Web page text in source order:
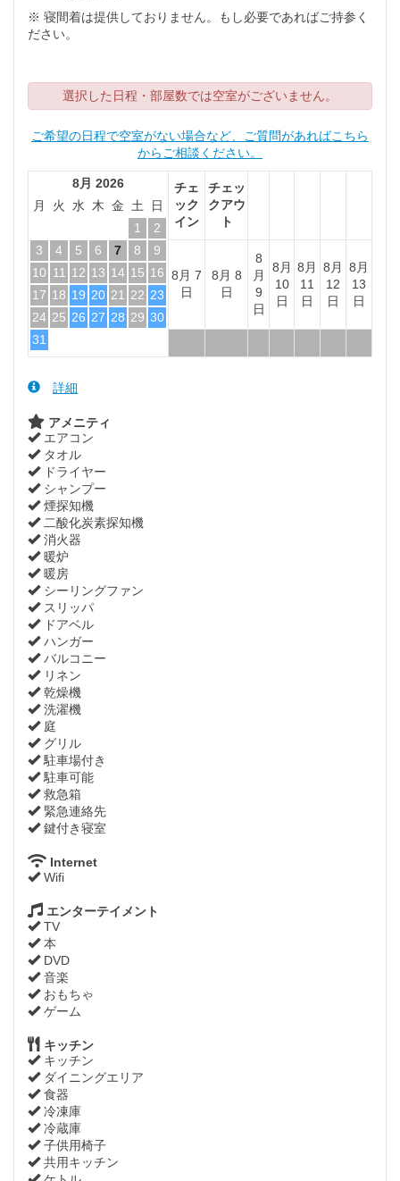
※ 寝間着は提供しておりません。もし必要であればご持参く
ださい。
選択した日程・部屋数では空室がございません。
ご希望の日程で空室がない場合など、ご質問があればこちら
からご相談ください。
8月 2026
月
火 水 木 金 土
日
1
2
3
4 5 6 7 8
9
10 11 12 13 14 15 16
17 18 19 20 21 22 23
24 25 26 27 28 29 30
31
チェ
ック
イン
チェッ
クアウ
ト
8月 7
日
8月 8
日
8
月
9
日
8月
10
日
8月
11
日
8月
12
日
8月
13
日
詳細
アメニティ
エアコン
タオル
ドライヤー
シャンプー
煙探知機
二酸化炭素探知機
消火器
暖炉
暖房
シーリングファン
スリッパ
ドアベル
ハンガー
バルコニー
リネン
乾燥機
洗濯機
庭
グリル
駐車場付き
駐車可能
救急箱
緊急連絡先
鍵付き寝室
Internet
Wifi
エンターテイメント
TV
本
DVD
音楽
おもちゃ
ゲーム
キッチン
キッチン
ダイニングエリア
食器
冷凍庫
冷蔵庫
子供用椅子
共用キッチン